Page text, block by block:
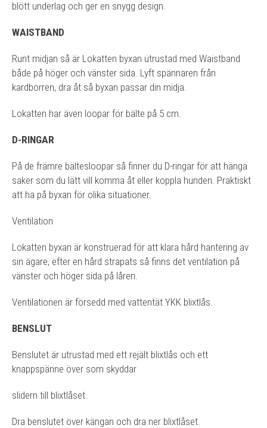
blött underlag och ger en snygg design.
WAISTBAND
Runt midjan så är Lokatten byxan utrustad med Waistband
både på höger och vänster sida. Lyft spännaren från
kardborren, dra åt så byxan passar din midja.
Lokatten har även loopar för bälte på 5 cm.
D-RINGAR
På de främre bältesloopar så finner du D-ringar för att hänga
saker som du lätt vill komma åt eller koppla hunden. Praktiskt
att ha på byxan för olika situationer.
Ventilation
Lokatten byxan är konstruerad för att klara hård hantering av
sin ägare, efter en hård strapats så finns det ventilation på
vänster och höger sida på låren.
Ventilationen är försedd med vattentät YKK blixtlås.
BENSLUT
Benslutet är utrustad med ett rejält blixtlås och ett
knappspänne över som skyddar
slidern till blixtlåset.
Dra benslutet över kängan och dra ner blixtlåset.